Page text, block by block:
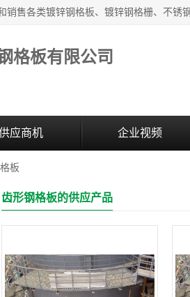
格板有限公司
应商机 企业视频
板
齿形钢格板的供应产品